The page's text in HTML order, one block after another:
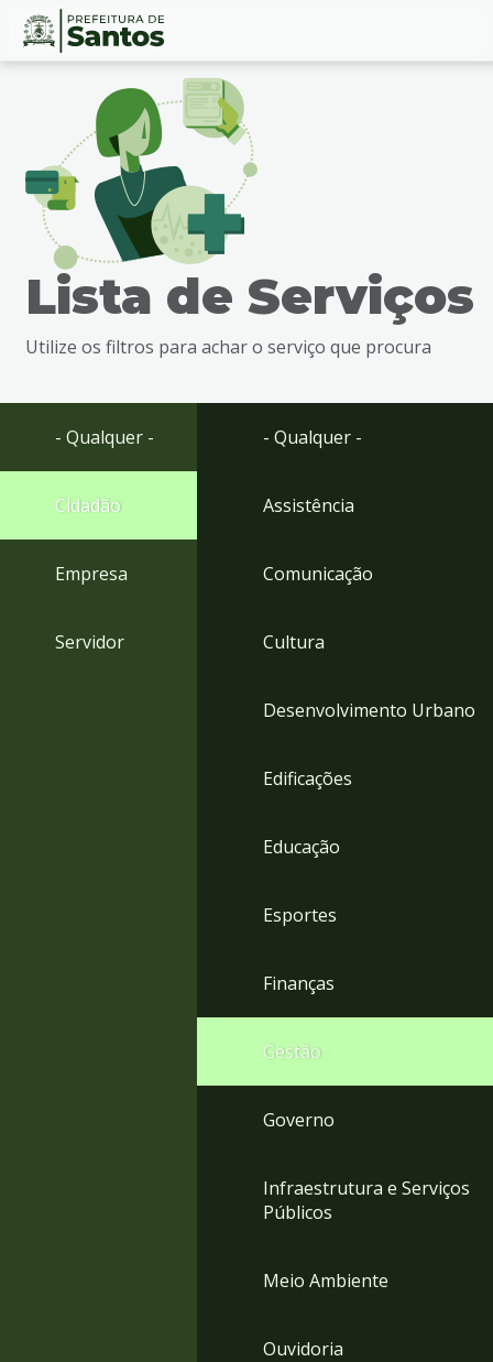
Ir
busca
Ir
rodapé
Conteúdo
Lista de Serviços
Utilize os filtros para achar o serviço que procura
- Qualquer -
Cidadão
Empresa
Servidor
- Qualquer -
Assistência
Comunicação
Cultura
Desenvolvimento Urbano
Edificações
Educação
Esportes
Finanças
Gestão
Governo
Infraestrutura e Serviços
Públicos
Meio Ambiente
Ouvidoria